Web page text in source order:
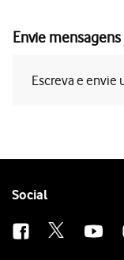
Envie
Escreva e envie
Follow
Social